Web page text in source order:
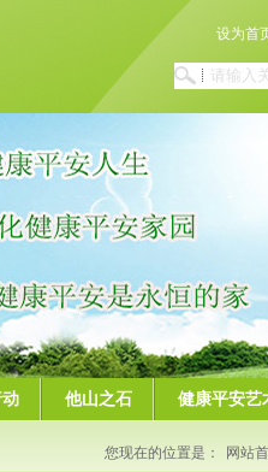
设为首
他山之石 健康平安艺
您现在的位置是： 网站